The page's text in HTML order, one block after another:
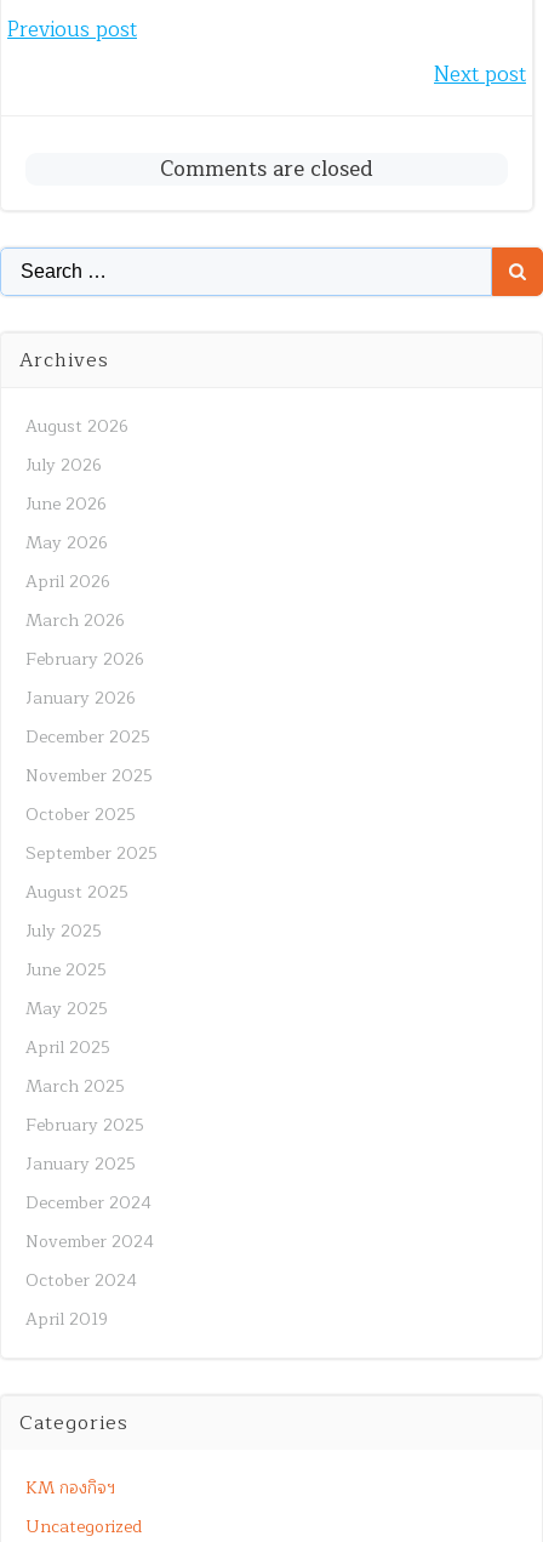
Post
Previous post
navigation
Next post
Comments are closed
Search
for:
Archives
August 2026
July 2026
June 2026
May 2026
April 2026
March 2026
February 2026
January 2026
December 2025
November 2025
October 2025
September 2025
August 2025
July 2025
June 2025
May 2025
April 2025
March 2025
February 2025
January 2025
December 2024
November 2024
October 2024
April 2019
Categories
KM กองกิจฯ
Uncategorized